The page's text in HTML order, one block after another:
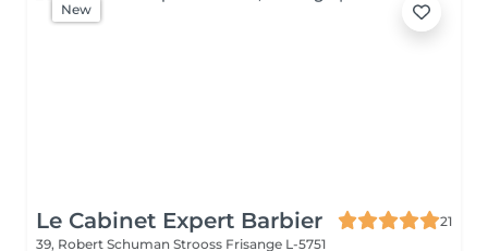
New
Le Cabinet Expert Barbier
21
39, Robert Schuman Strooss Frisange L-5751